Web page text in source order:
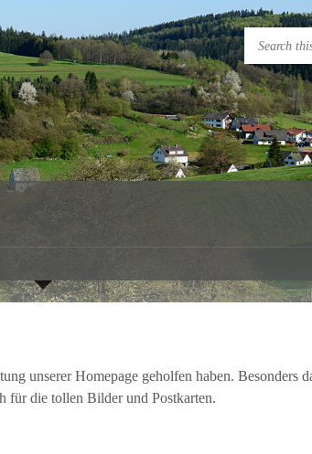
unserer Homepage geholfen haben. Besonders
für die tollen Bilder und Postkarten.